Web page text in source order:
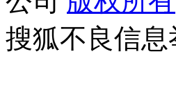
搜狐不良信息